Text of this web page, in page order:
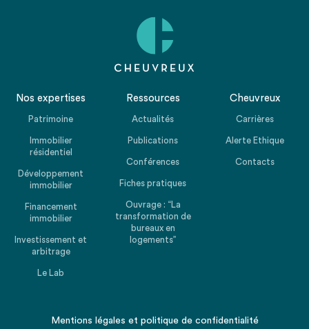
Nos expertises
Patrimoine
Immobilier
résidentiel
Développement
immobilier
Financement
immobilier
Investissement et
arbitrage
Le Lab
Ressources
Actualités
Publications
Conférences
Fiches pratiques
Ouvrage : “La
transformation de
bureaux en
logements”
Cheuvreux
Carrières
Alerte Ethique
Contacts
Mentions légales et politique de confidentialité